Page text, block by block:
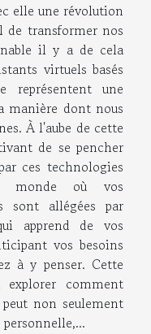
elle une révolution
de transformer nos
il y a de cela
virtuels basés
représentent une
manière dont nous
À l'aube de cette
de se pencher
ces technologies
monde où vos
sont allégées par
apprend de vos
vos besoins
à y penser. Cette
comment
non seulement